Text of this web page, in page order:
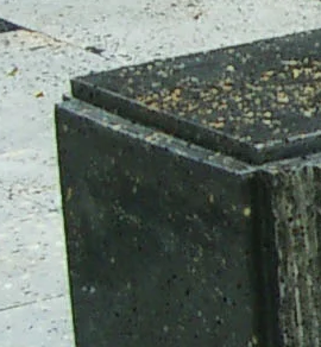
IMGP7647